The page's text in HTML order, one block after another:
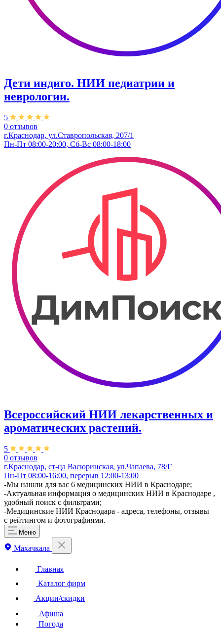
Дети индиго. ​НИИ педиатрии и
неврологии.
5
0 отзывов
г.Краснодар, ул.Ставропольская, 207/1​
Пн-Пт 08:00-20:00, Сб-Вс 08:00-18:00
Всероссийский НИИ лекарственных и
ароматических растений.
5
0 отзывов
г.Краснодар, ст-ца Васюринская, ул.Чапаева, 78/Г
Пн-Пт 08:00-16:00, перерыв 12:00-13:00
-Мы нашли для вас 6 медицинских НИИ в Краснодаре;
-Актуальная информация о медицинских НИИ в Краснодаре ,
удобный поиск с фильтрами;
-Медицинские НИИ Краснодара - адреса, телефоны, отзывы
с рейтингом и фотографиями.
Меню
Махачкала
Главная
Каталог фирм
Акции/скидки
Афиша
Погода